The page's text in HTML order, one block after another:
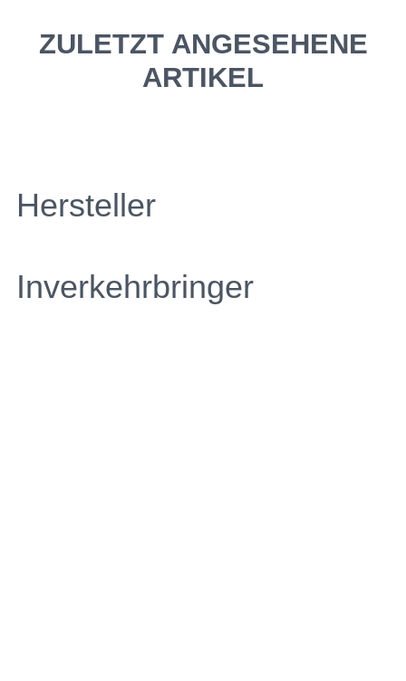
ZULETZT ANGESEHENE
ARTIKEL
Hersteller
Inverkehrbringer